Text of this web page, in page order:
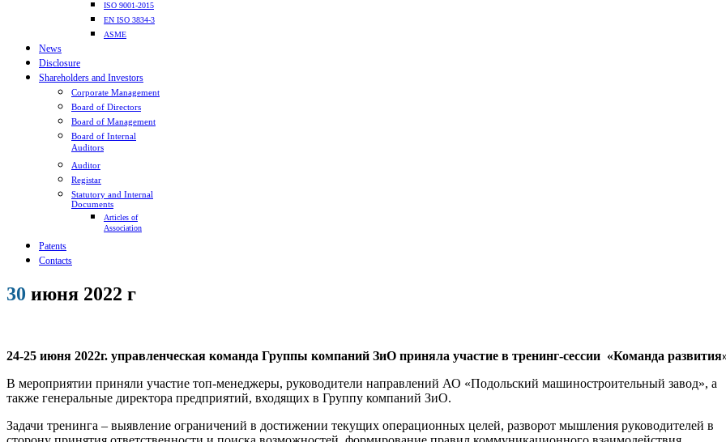
ISO 9001-2015
EN ISO 3834-3
ASME
News
Disclosure
Shareholders and Investors
Corporate Management
Board of Directors
Board of Management
Board of Internal
Auditors
Auditor
Registar
Statutory and Internal
Documents
Articles of
Association
Patents
Contacts
30 июня 2022 г
24-25 июня 2022г. управленческая команда Группы компаний ЗиО приняла участие в тренинг-сессии «Команда
В мероприятии приняли участие топ-менеджеры, руководители направлений АО «Подольский машиностроительный завод», а
также генеральные директора предприятий, входящих в Группу компаний ЗиО.
Задачи тренинга – выявление ограничений в достижении текущих операционных целей, разворот мышления руководителей в